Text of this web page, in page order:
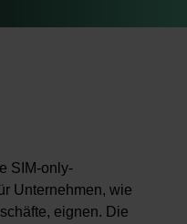
SIM-only-
Unternehmen, wie
eignen. Die